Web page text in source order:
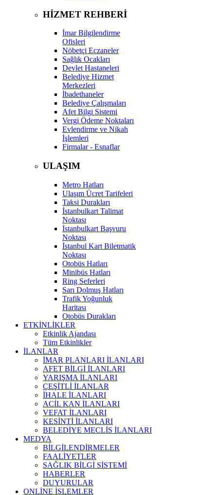
HİZMET REHBERİ
İmar Bilgilendirme
Ofisleri
Nöbetçi Eczaneler
Sağlık Ocakları
Devlet Hastaneleri
Belediye Hizmet
Merkezleri
İbadethaneler
Belediye Çalışmaları
Afet Bilgi Sistemi
Vergi Ödeme Noktaları
Evlendirme ve Nikah
İşlemleri
Firmalar - Esnaflar
ULAŞIM
Metro Hatları
Ulaşım Ücret Tarifeleri
Taksi Durakları
İstanbulkart Talimat
Noktası
İstanbulkart Başvuru
Noktası
İstanbul Kart Biletmatik
Noktası
Otobüs Hatları
Minibüs Hatları
Ring Seferleri
Sarı Dolmuş Hatları
Trafik Yoğunluk
Haritası
Otobüs Durakları
ETKİNLİKLER
Etkinlik Ajandası
Tüm Etkinlikler
İLANLAR
İMAR PLANLARI İLANLARI
AFET BİLGİ İLANLARI
YARIŞMA İLANLARI
ÇEŞİTLİ İLANLAR
İHALE İLANLARI
ACİL KAN İLANLARI
VEFAT İLANLARI
KESİNTİ İLANLARI
BELEDİYE MECLİS İLANLARI
MEDYA
BİLGİLENDİRMELER
FAALİYETLER
SAĞLIK BİLGİ SİSTEMİ
HABERLER
DUYURULAR
ONLİNE İŞLEMLER